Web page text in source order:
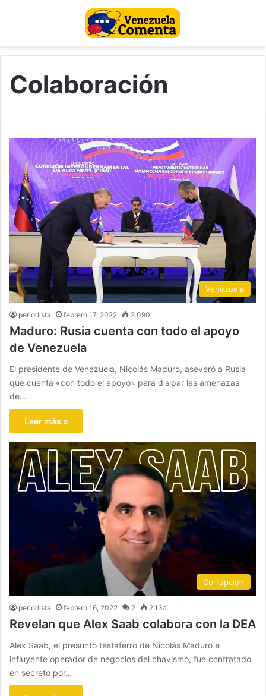
Colaboración
Venezuela
periodista febrero 17, 2022 2.090
Maduro: Rusia cuenta con todo el apoyo
de Venezuela
El presidente de Venezuela, Nicolás Maduro, aseveró a Rusia
que cuenta «con todo el apoyo» para disipar las amenazas
de…
Leer más »
Corrupción
periodista febrero 16, 2022 2 2.134
Revelan que Alex Saab colabora con la DEA
Alex Saab, el presunto testaferro de Nicolás Maduro e
influyente operador de negocios del chavismo, fue contratado
en secreto por…